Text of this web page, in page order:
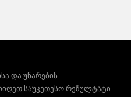
და უნარების
საუკეთესო რეზულტატი